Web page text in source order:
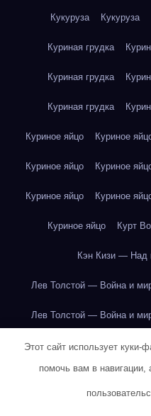
Кукуруза Кукуруза
Куриная грудка
Куриная грудка
Куриная грудка
Куриное яйцо Куриное
Куриное яйцо Куриное
Куриное яйцо Куриное
Куриное яйцо Курт
Кэн Кизи — Над
Лев Толстой — Война и
Лев Толстой — Война и
Лев Толстой — Война и
Лев Толстой — Война и
Этот сайт использует куки-
помочь вам в навигации,